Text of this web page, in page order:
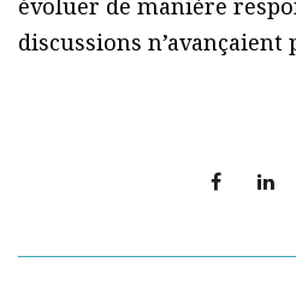
évoluer de manière
discussions n’avançaient